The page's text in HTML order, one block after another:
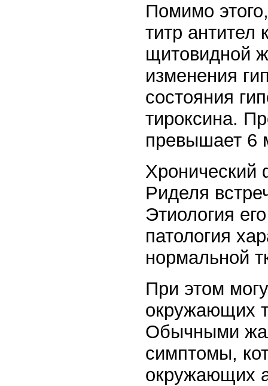
Помимо
титр
щитовидной
изменения
состояния
тироксина.
превышает 6
Хронический
Риделя
Этиология
патология
нормальной
При этом
окружающих
Обычными
симптомы,
окружающих